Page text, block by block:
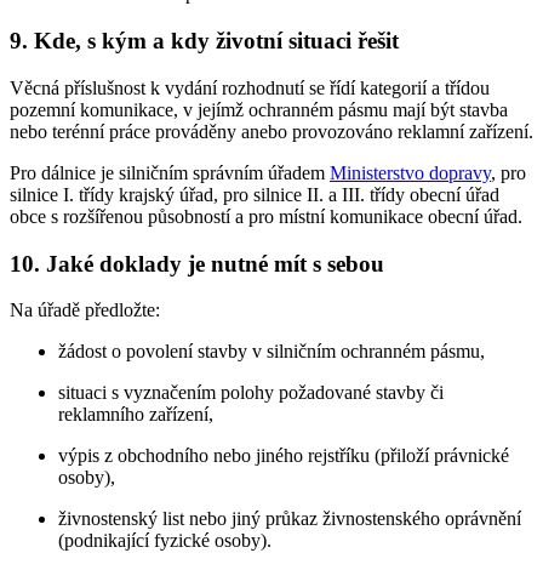
9. Kde, s kým a kdy životní situaci řešit
Věcná příslušnost k vydání rozhodnutí se řídí kategorií a třídou
pozemní komunikace, v jejímž ochranném pásmu mají být stavba
nebo terénní práce prováděny anebo provozováno reklamní zařízení.
Pro dálnice je silničním správním úřadem Ministerstvo dopravy, pro
silnice I. třídy krajský úřad, pro silnice II. a III. třídy obecní úřad
obce s rozšířenou působností a pro místní komunikace obecní úřad.
10. Jaké doklady je nutné mít s sebou
Na úřadě předložte:
žádost o povolení stavby v silničním ochranném pásmu,
situaci s vyznačením polohy požadované stavby či
reklamního zařízení,
výpis z obchodního nebo jiného rejstříku (přiloží právnické
osoby),
živnostenský list nebo jiný průkaz živnostenského oprávnění
(podnikající fyzické osoby).